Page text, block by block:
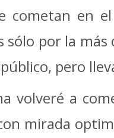
cometan en
por la
pero
volveré a
mirada